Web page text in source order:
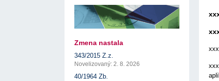
Týždenný súhrn výstupov ÚVO za 27. týždeň
17. 7. 2026
Úrad pre verejné obstarávanie
Zelené obstarávanie naráža na bariéry aj obavy
Predseda ÚVO prehodnotil rozhodnutia týkajúce sa
konfliktu záujmov
8. 7. 2026
prezentáciu kultúr...
22. 1. 2026
Otvorenie výzvy na
Výzva na poskytnutie
Tretia výzva v
Zmena nastala
343/2015 Z.z.
Novelizovaný: 2. 8. 2026
40/1964 Zb.